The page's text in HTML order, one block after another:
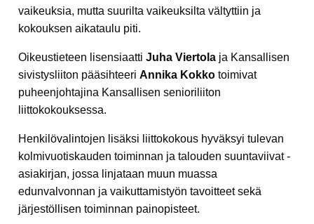
vaikeuksia, mutta suurilta vaikeuksilta vältyttiin ja
kokouksen aikataulu piti.
Oikeustieteen lisensiaatti Juha Viertola ja Kansallisen
sivistysliiton pääsihteeri Annika Kokko toimivat
puheenjohtajina Kansallisen senioriliiton
liittokokouksessa.
Henkilövalintojen lisäksi liittokokous hyväksyi tulevan
kolmivuotiskauden toiminnan ja talouden suuntaviivat -
asiakirjan, jossa linjataan muun muassa
edunvalvonnan ja vaikuttamistyön tavoitteet sekä
järjestöllisen toiminnan painopisteet.